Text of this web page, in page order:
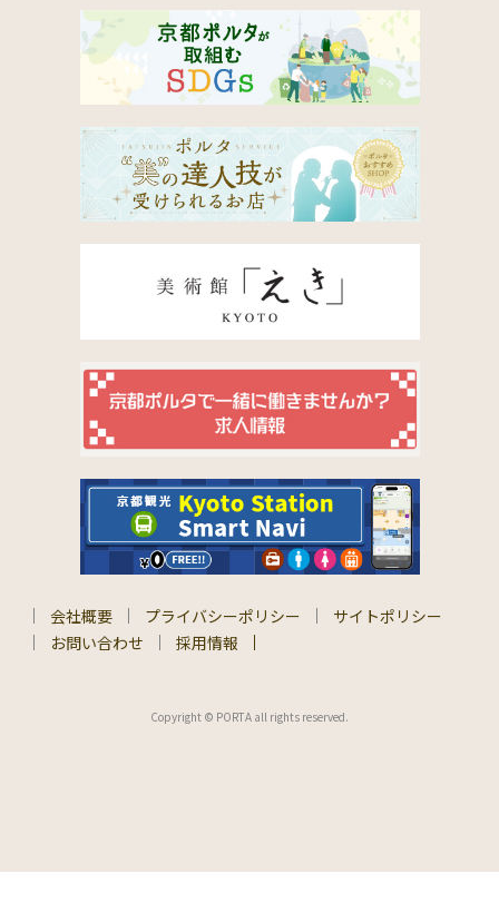
会社概要 プライバシーポリシー
サイトポリシー
お問い合わせ
採用情報
Copyright © PORTA all rights reserved.